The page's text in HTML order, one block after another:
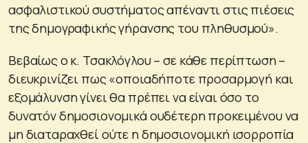
ασφαλιστικού συστήματος απέναντι στις πιέσεις
της δημογραφικής γήρανσης του πληθυσμού».
Βεβαίως ο κ. Τσακλόγλου – σε κάθε περίπτωση –
διευκρινίζει πως «οποιαδήποτε προσαρμογή και
εξομάλυνση γίνει θα πρέπει να είναι όσο το
δυνατόν δημοσιονομικά ουδέτερη προκειμένου να
μη διαταραχθεί ούτε η δημοσιονομική ισορροπία